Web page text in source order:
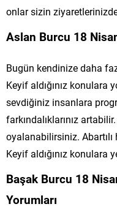
onlar sizin
Aslan Burcu 18
Bugün kendinize daha
Keyif aldığınız
sevdiğiniz insanlara
farkındalıklarınız
oyalanabilirsiniz. Abartılı
Keyif aldığınız konulara
Başak Burcu 18
Yorumları